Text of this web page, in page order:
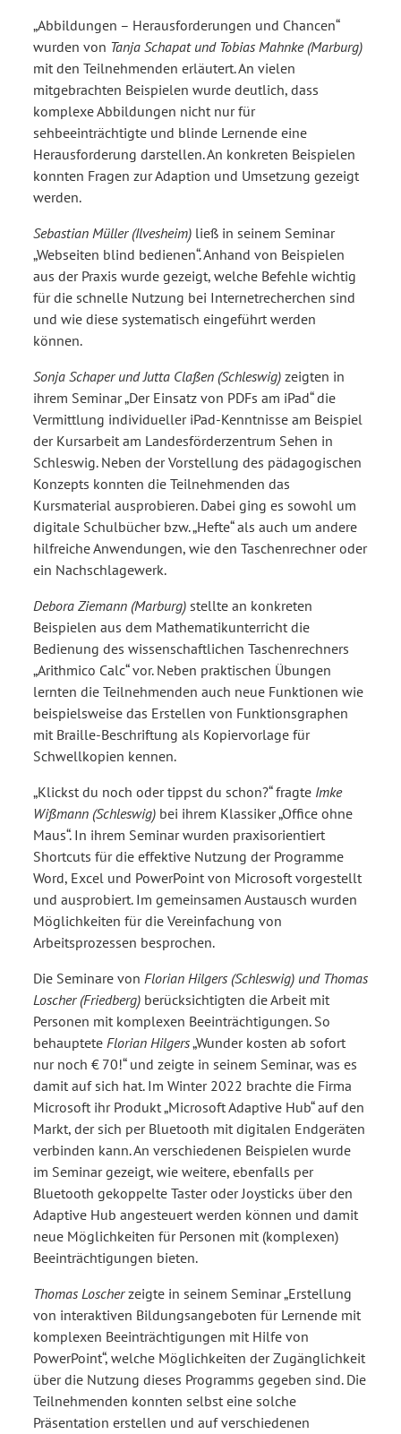
„Abbildungen – Herausforderungen und Chancen“
wurden von Tanja Schapat und Tobias Mahnke (Marburg)
mit den Teilnehmenden erläutert. An vielen
mitgebrachten Beispielen wurde deutlich, dass
komplexe Abbildungen nicht nur für
sehbeeinträchtigte und blinde Lernende eine
Herausforderung darstellen. An konkreten Beispielen
konnten Fragen zur Adaption und Umsetzung gezeigt
werden.
Sebastian Müller (Ilvesheim) ließ in seinem Seminar
„Webseiten blind bedienen“. Anhand von Beispielen
aus der Praxis wurde gezeigt, welche Befehle wichtig
für die schnelle Nutzung bei Internetrecherchen sind
und wie diese systematisch eingeführt werden
können.
Sonja Schaper und Jutta Claßen (Schleswig) zeigten in
ihrem Seminar „Der Einsatz von PDFs am iPad“ die
Vermittlung individueller iPad-Kenntnisse am Beispiel
der Kursarbeit am Landesförderzentrum Sehen in
Schleswig. Neben der Vorstellung des pädagogischen
Konzepts konnten die Teilnehmenden das
Kursmaterial ausprobieren. Dabei ging es sowohl um
digitale Schulbücher bzw. „Hefte“ als auch um andere
hilfreiche Anwendungen, wie den Taschenrechner oder
ein Nachschlagewerk.
Debora Ziemann (Marburg) stellte an konkreten
Beispielen aus dem Mathematikunterricht die
Bedienung des wissenschaftlichen Taschenrechners
„Arithmico Calc“ vor. Neben praktischen Übungen
lernten die Teilnehmenden auch neue Funktionen wie
beispielsweise das Erstellen von Funktionsgraphen
mit Braille-Beschriftung als Kopiervorlage für
Schwellkopien kennen.
„Klickst du noch oder tippst du schon?“ fragte Imke
Wißmann (Schleswig) bei ihrem Klassiker „Office ohne
Maus“. In ihrem Seminar wurden praxisorientiert
Shortcuts für die effektive Nutzung der Programme
Word, Excel und PowerPoint von Microsoft vorgestellt
und ausprobiert. Im gemeinsamen Austausch wurden
Möglichkeiten für die Vereinfachung von
Arbeitsprozessen besprochen.
Die Seminare von Florian Hilgers (Schleswig) und Thomas
Loscher (Friedberg) berücksichtigten die Arbeit mit
Personen mit komplexen Beeinträchtigungen. So
behauptete Florian Hilgers„Wunder kosten ab sofort
nur noch € 70!“ und zeigte in seinem Seminar, was es
damit auf sich hat. Im Winter 2022 brachte die Firma
Microsoft ihr Produkt „Microsoft Adaptive Hub“ auf den
Markt, der sich per Bluetooth mit digitalen Endgeräten
verbinden kann. An verschiedenen Beispielen wurde
im Seminar gezeigt, wie weitere, ebenfalls per
Bluetooth gekoppelte Taster oder Joysticks über den
Adaptive Hub angesteuert werden können und damit
neue Möglichkeiten für Personen mit (komplexen)
Beeinträchtigungen bieten.
Thomas Loscherzeigte in seinem Seminar „Erstellung
von interaktiven Bildungsangeboten für Lernende mit
komplexen Beeinträchtigungen mit Hilfe von
PowerPoint“, welche Möglichkeiten der Zugänglichkeit
über die Nutzung dieses Programms gegeben sind. Die
Teilnehmenden konnten selbst eine solche
Präsentation erstellen und auf verschiedenen